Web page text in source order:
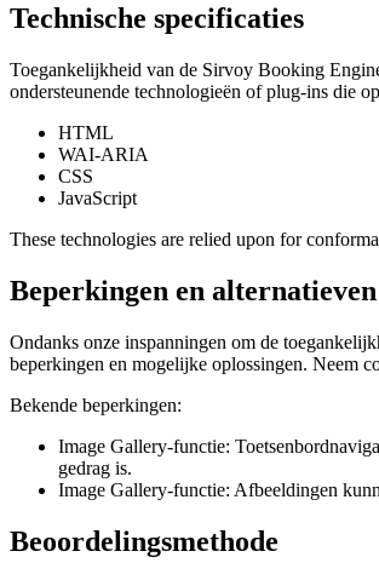
Technische specificaties
Toegankelijkheid van de Sirvoy Booking
ondersteunende technologieën of plug-ins die
HTML
WAI‑ARIA
CSS
JavaScript
These technologies are relied upon for
Beperkingen en alternatieven
Ondanks onze inspanningen om de
beperkingen en mogelijke oplossingen. Neem
Bekende beperkingen:
Image Gallery-functie:
gedrag is.
Image Gallery-functie: Afbeeldingen
Beoordelingsmethode